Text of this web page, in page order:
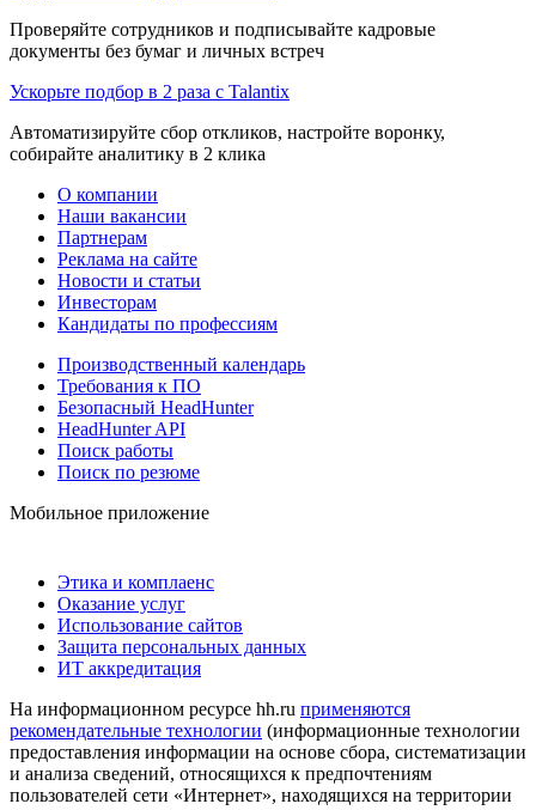
Проверяйте сотрудников и подписывайте кадровые
документы без бумаг и личных встреч
Ускорьте подбор в 2 раза с Talantix
Автоматизируйте сбор откликов, настройте воронку,
собирайте аналитику в 2 клика
О компании
Наши вакансии
Партнерам
Реклама на сайте
Новости и статьи
Инвесторам
Кандидаты по профессиям
Производственный календарь
Требования к ПО
Безопасный HeadHunter
HeadHunter API
Поиск работы
Поиск по резюме
Мобильное приложение
Этика и комплаенс
Оказание услуг
Использование сайтов
Защита персональных данных
ИТ аккредитация
На информационном ресурсе hh.ru применяются
рекомендательные технологии (информационные технологии
предоставления информации на основе сбора, систематизации
и анализа сведений, относящихся к предпочтениям
пользователей сети «Интернет», находящихся на территории